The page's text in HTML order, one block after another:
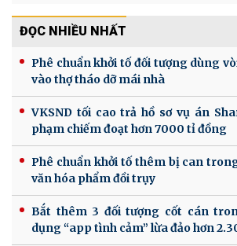
ĐỌC NHIỀU NHẤT
Phê chuẩn khởi tố đối tượng dùng
vào thợ tháo dỡ mái nhà
VKSND tối cao trả hồ sơ vụ án
phạm chiếm đoạt hơn 7000 tỉ đồng
Phê chuẩn khởi tố thêm bị can
văn hóa phẩm đồi trụy
Bắt thêm 3 đối tượng cốt cán
dụng “app tình cảm” lừa đảo hơn